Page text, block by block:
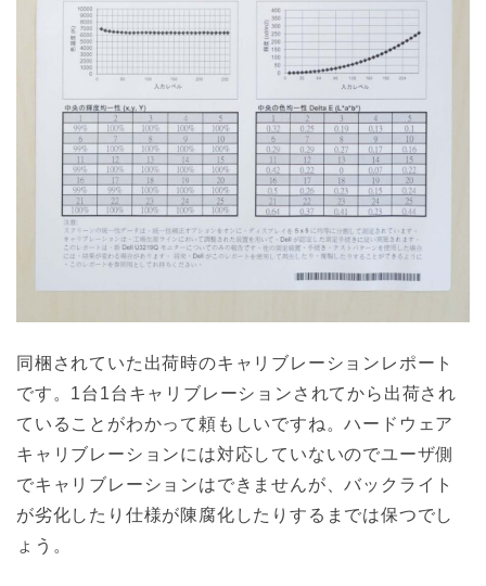
同梱されていた出荷時のキャリブレーションレポート
です。1台1台キャリブレーションされてから出荷され
ていることがわかって頼もしいですね。ハードウェア
キャリブレーションには対応していないのでユーザ側
でキャリブレーションはできませんが、バックライト
が劣化したり仕様が陳腐化したりするまでは保つでし
ょう。